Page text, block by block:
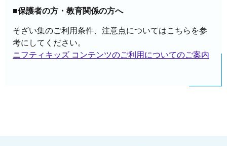
■保護者の方・教育関係の方へ
そざい集のご利用条件、注意点についてはこちらを参
考にしてください。
ニフティキッズ コンテンツのご利用についてのご案内